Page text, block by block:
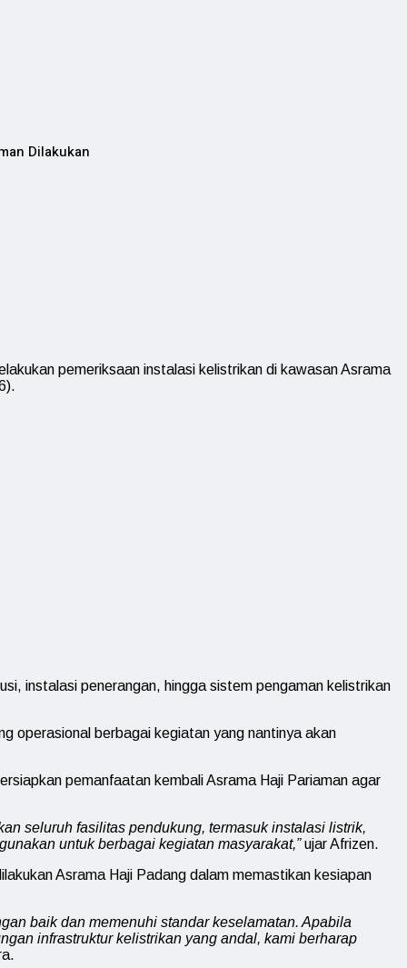
Dilakukan
pemeriksaan instalasi kelistrikan di kawasan Asrama
instalasi penerangan, hingga sistem pengaman kelistrikan
operasional berbagai kegiatan yang nantinya akan
pemanfaatan kembali Asrama Haji Pariaman agar
seluruh fasilitas pendukung, termasuk instalasi listrik,
untuk berbagai kegiatan masyarakat,”ujar Afrizen.
Asrama Haji Padang dalam memastikan kesiapan
baik dan memenuhi standar keselamatan. Apabila
infrastruktur kelistrikan yang andal, kami berharap